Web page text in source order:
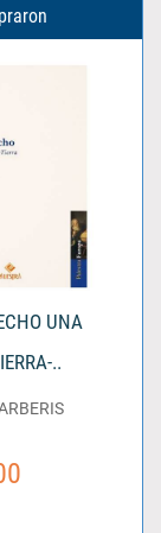
UNA
..